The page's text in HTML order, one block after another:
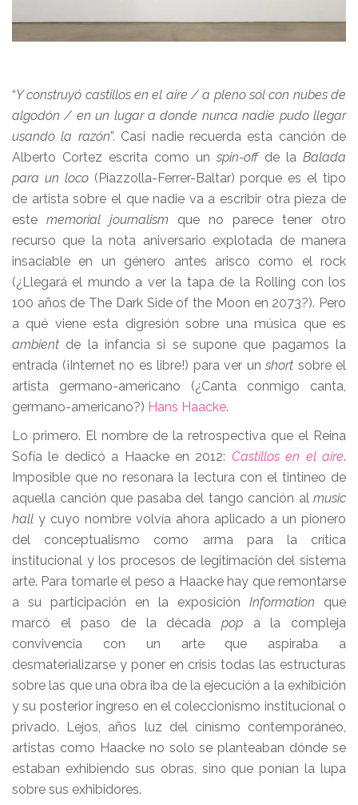
“Y construyó castillos en el aire / a pleno sol con nubes de
algodón / en un lugar a donde nunca nadie pudo llegar
usando la razón”. Casi nadie recuerda esta canción de
Alberto Cortez escrita como un spin-offde la Balada
para un loco(Piazzolla-Ferrer-Baltar) porque es el tipo
de artista sobre el que nadie va a escribir otra pieza de
este memorial journalism que no parece tener otro
recurso que la nota aniversario explotada de manera
insaciable en un género antes arisco como el rock
(¿Llegará el mundo a ver la tapa de la Rolling con los
100 años de The Dark Side of the Moon en 2073?). Pero
a qué viene esta digresión sobre una música que es
ambient de la infancia si se supone que pagamos la
entrada (¡Internet no es libre!) para ver un short sobre el
artista germano-americano (¿Canta conmigo canta,
germano-americano?) Hans Haacke.
Lo primero. El nombre de la retrospectiva que el Reina
Sofía le dedicó a Haacke en 2012: Castillos en el aire.
Imposible que no resonara la lectura con el tintineo de
aquella canción que pasaba del tango canción al music
hall y cuyo nombre volvía ahora aplicado a un pionero
del conceptualismo como arma para la crítica
institucional y los procesos de legitimación del sistema
arte. Para tomarle el peso a Haacke hay que remontarse
a su participación en la exposición Information que
marcó el paso de la década pop a la compleja
convivencia con un arte que aspiraba a
desmaterializarse y poner en crisis todas las estructuras
sobre las que una obra iba de la ejecución a la exhibición
y su posterior ingreso en el coleccionismo institucional o
privado. Lejos, años luz del cinismo contemporáneo,
artistas como Haacke no solo se planteaban dónde se
estaban exhibiendo sus obras, sino que ponían la lupa
sobre sus exhibidores.